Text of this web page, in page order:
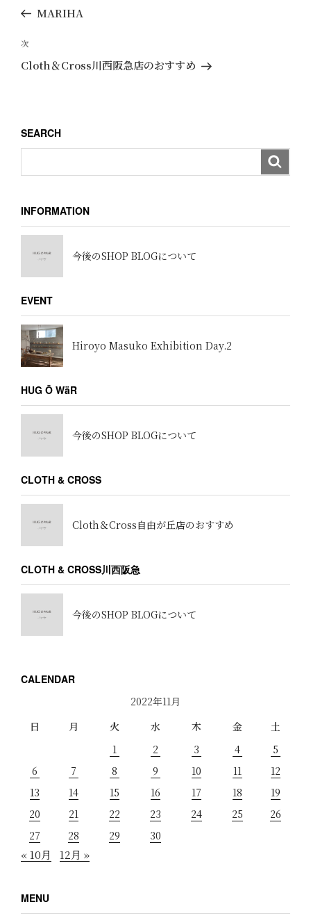
ナ
ビ
ゲ
ン
去
投
稿
MARIHA
次
の
次
Cloth＆Cross川西阪急店のおすすめ
SEARCH
INFORMATION
今後のSHOP BLOGについて
EVENT
Hiroyo Masuko Exhibition Day.2
HUG Ō WäR
今後のSHOP BLOGについて
CLOTH & CROSS
Cloth＆Cross自由が丘店のおすすめ
CLOTH & CROSS川西阪急
今後のSHOP BLOGについて
CALENDAR
2022年11月
日
月 火 水 木 金
土
1
2 3 4
5
6
7 8 9 10 11
12
13
14 15 16 17 18
19
20
21 22 23 24 25
26
27
28 29 30
« 10月 12月 »
MENU